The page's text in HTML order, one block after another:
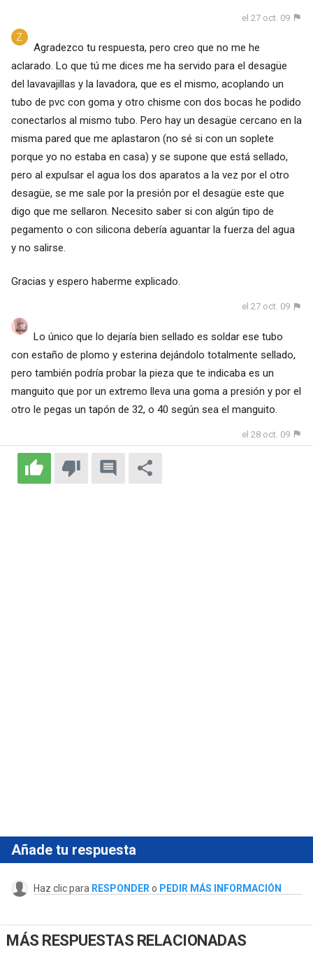
el 27 oct. 09
Agradezco tu respuesta, pero creo que no me he
aclarado. Lo que tú me dices me ha servido para el desagüe
del lavavajillas y la lavadora, que es el mismo, acoplando un
tubo de pvc con goma y otro chisme con dos bocas he podido
conectarlos al mismo tubo. Pero hay un desagüe cercano en la
misma pared que me aplastaron (no sé si con un soplete
porque yo no estaba en casa) y se supone que está sellado,
pero al expulsar el agua los dos aparatos a la vez por el otro
desagüe, se me sale por la presión por el desagüe este que
digo que me sellaron. Necesito saber si con algún tipo de
pegamento o con silicona debería aguantar la fuerza del agua
y no salirse.
Gracias y espero haberme explicado.
el 27 oct. 09
Lo único que lo dejaría bien sellado es soldar ese tubo
con estaño de plomo y esterina dejándolo totalmente sellado,
pero también podría probar la pieza que te indicaba es un
manguito que por un extremo lleva una goma a presión y por el
otro le pegas un tapón de 32, o 40 según sea el manguito.
el 28 oct. 09
Añade tu respuesta
Haz clic para RESPONDER o PEDIR MÁS INFORMACIÓN
MÁS RESPUESTAS RELACIONADAS